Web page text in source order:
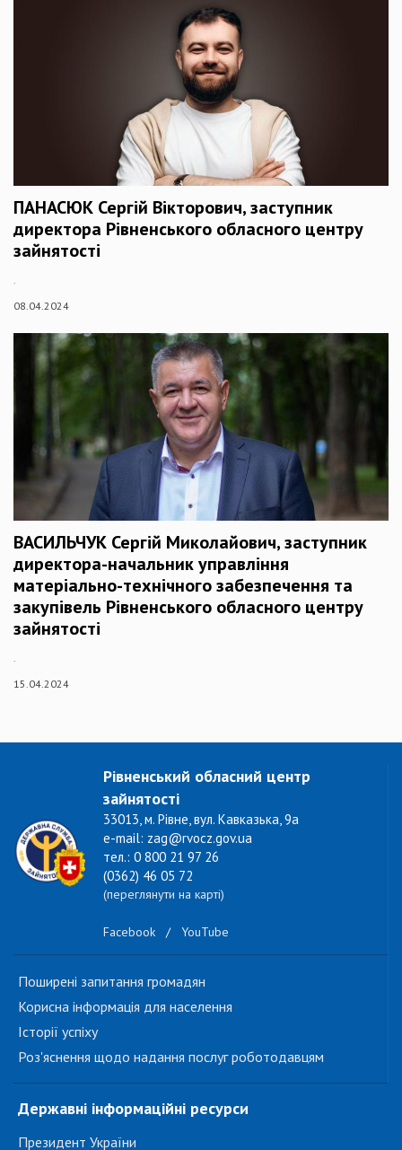
ПАНАСЮК Сергій Вікторович, заступник
директора Рівненського обласного центру
зайнятості
.
08.04.2024
ВАСИЛЬЧУК Сергій Миколайович, заступник
директора-начальник управління
матеріально-технічного забезпечення та
закупівель Рівненського обласного центру
зайнятості
.
15.04.2024
Рівненський обласний центр
зайнятості
33013, м. Рівне, вул. Кавказька, 9а
e-mail: zag@rvocz.gov.ua
тел.: 0 800 21 97 26
(0362) 46 05 72
(переглянути на карті)
Facebook / YouTube
Поширені запитання громадян
Корисна інформація для населення
Історії успіху
Роз'яснення щодо надання послуг роботодавцям
Державні інформаційні ресурси
Президент України